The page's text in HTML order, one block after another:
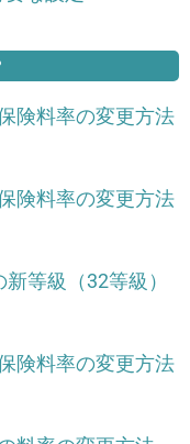
険料率の変更方法
険料率の変更方法
等級（32等級）
険料率の変更方法